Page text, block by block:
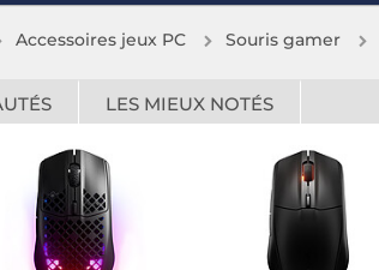
Accessoires jeux PC Souris gamer
LES MIEUX NOTÉS